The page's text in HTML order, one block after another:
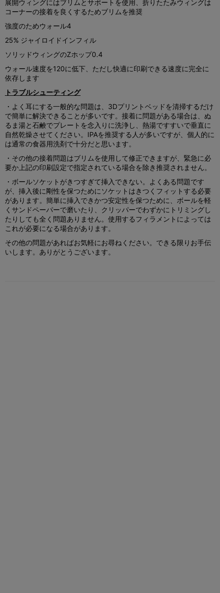
展開ウィングにはブリムとサポートを使用、折りたたみウィングは
コーナーの接着を良くするためブリムを推奨
強度のためウォール4
25% ジャイロイドインフィル
ソリッドウィングのZホップ0.4
ウォール速度を120に低下、ただし快適に印刷できる速度に完全に
依存します
トラブルシューティング
・よく耳にする一般的な問題は、3Dプリントベッドを清掃するだけ
で簡単に解決できることが多いです。接着に問題がある場合は、ぬ
るま湯と石鹸でプレートを念入りに洗浄し、熱湯ですすいで垂直に
自然乾燥させてください。IPAを推奨する人が多いですが、個人的に
は通常の食器用洗剤で十分だと思います。
・その他の接着問題はブリムを使用して修正できますが、緊急に必
要か上記の印刷設定で指定されている場合を除き推奨されません。
・ボールソケットがきつすぎて挿入できない。よくある問題です
が、挿入後に剛性を保つためにソケットはきつくフィットする必要
があります。簡単に挿入できかつ安定性を保つために、ボールを軽
くサンドペーパーで磨いたり、クリッパーでわずかにトリミングし
たりしても全く問題ありません。使用するフィラメントによっては
これが必要になる場合があります。
その他の問題があればお気軽にお尋ねください。できる限りお手伝
いします。ありがとうございます。